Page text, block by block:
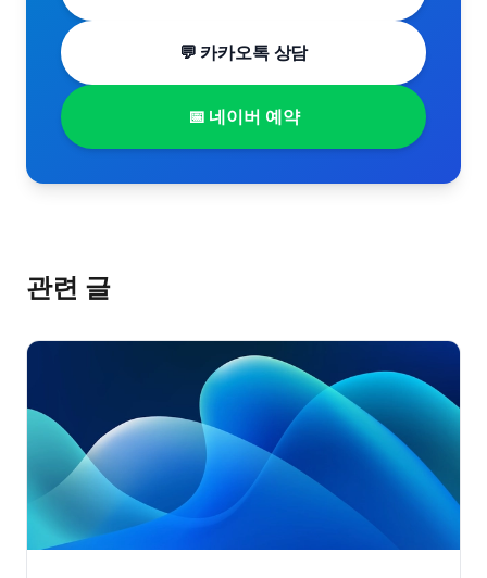
💬 카카오톡 상담
📅 네이버 예약
관련 글